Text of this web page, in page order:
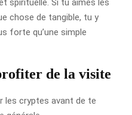
chose de tangible, tu y
forte qu’une simple
de la visite
les cryptes avant de te